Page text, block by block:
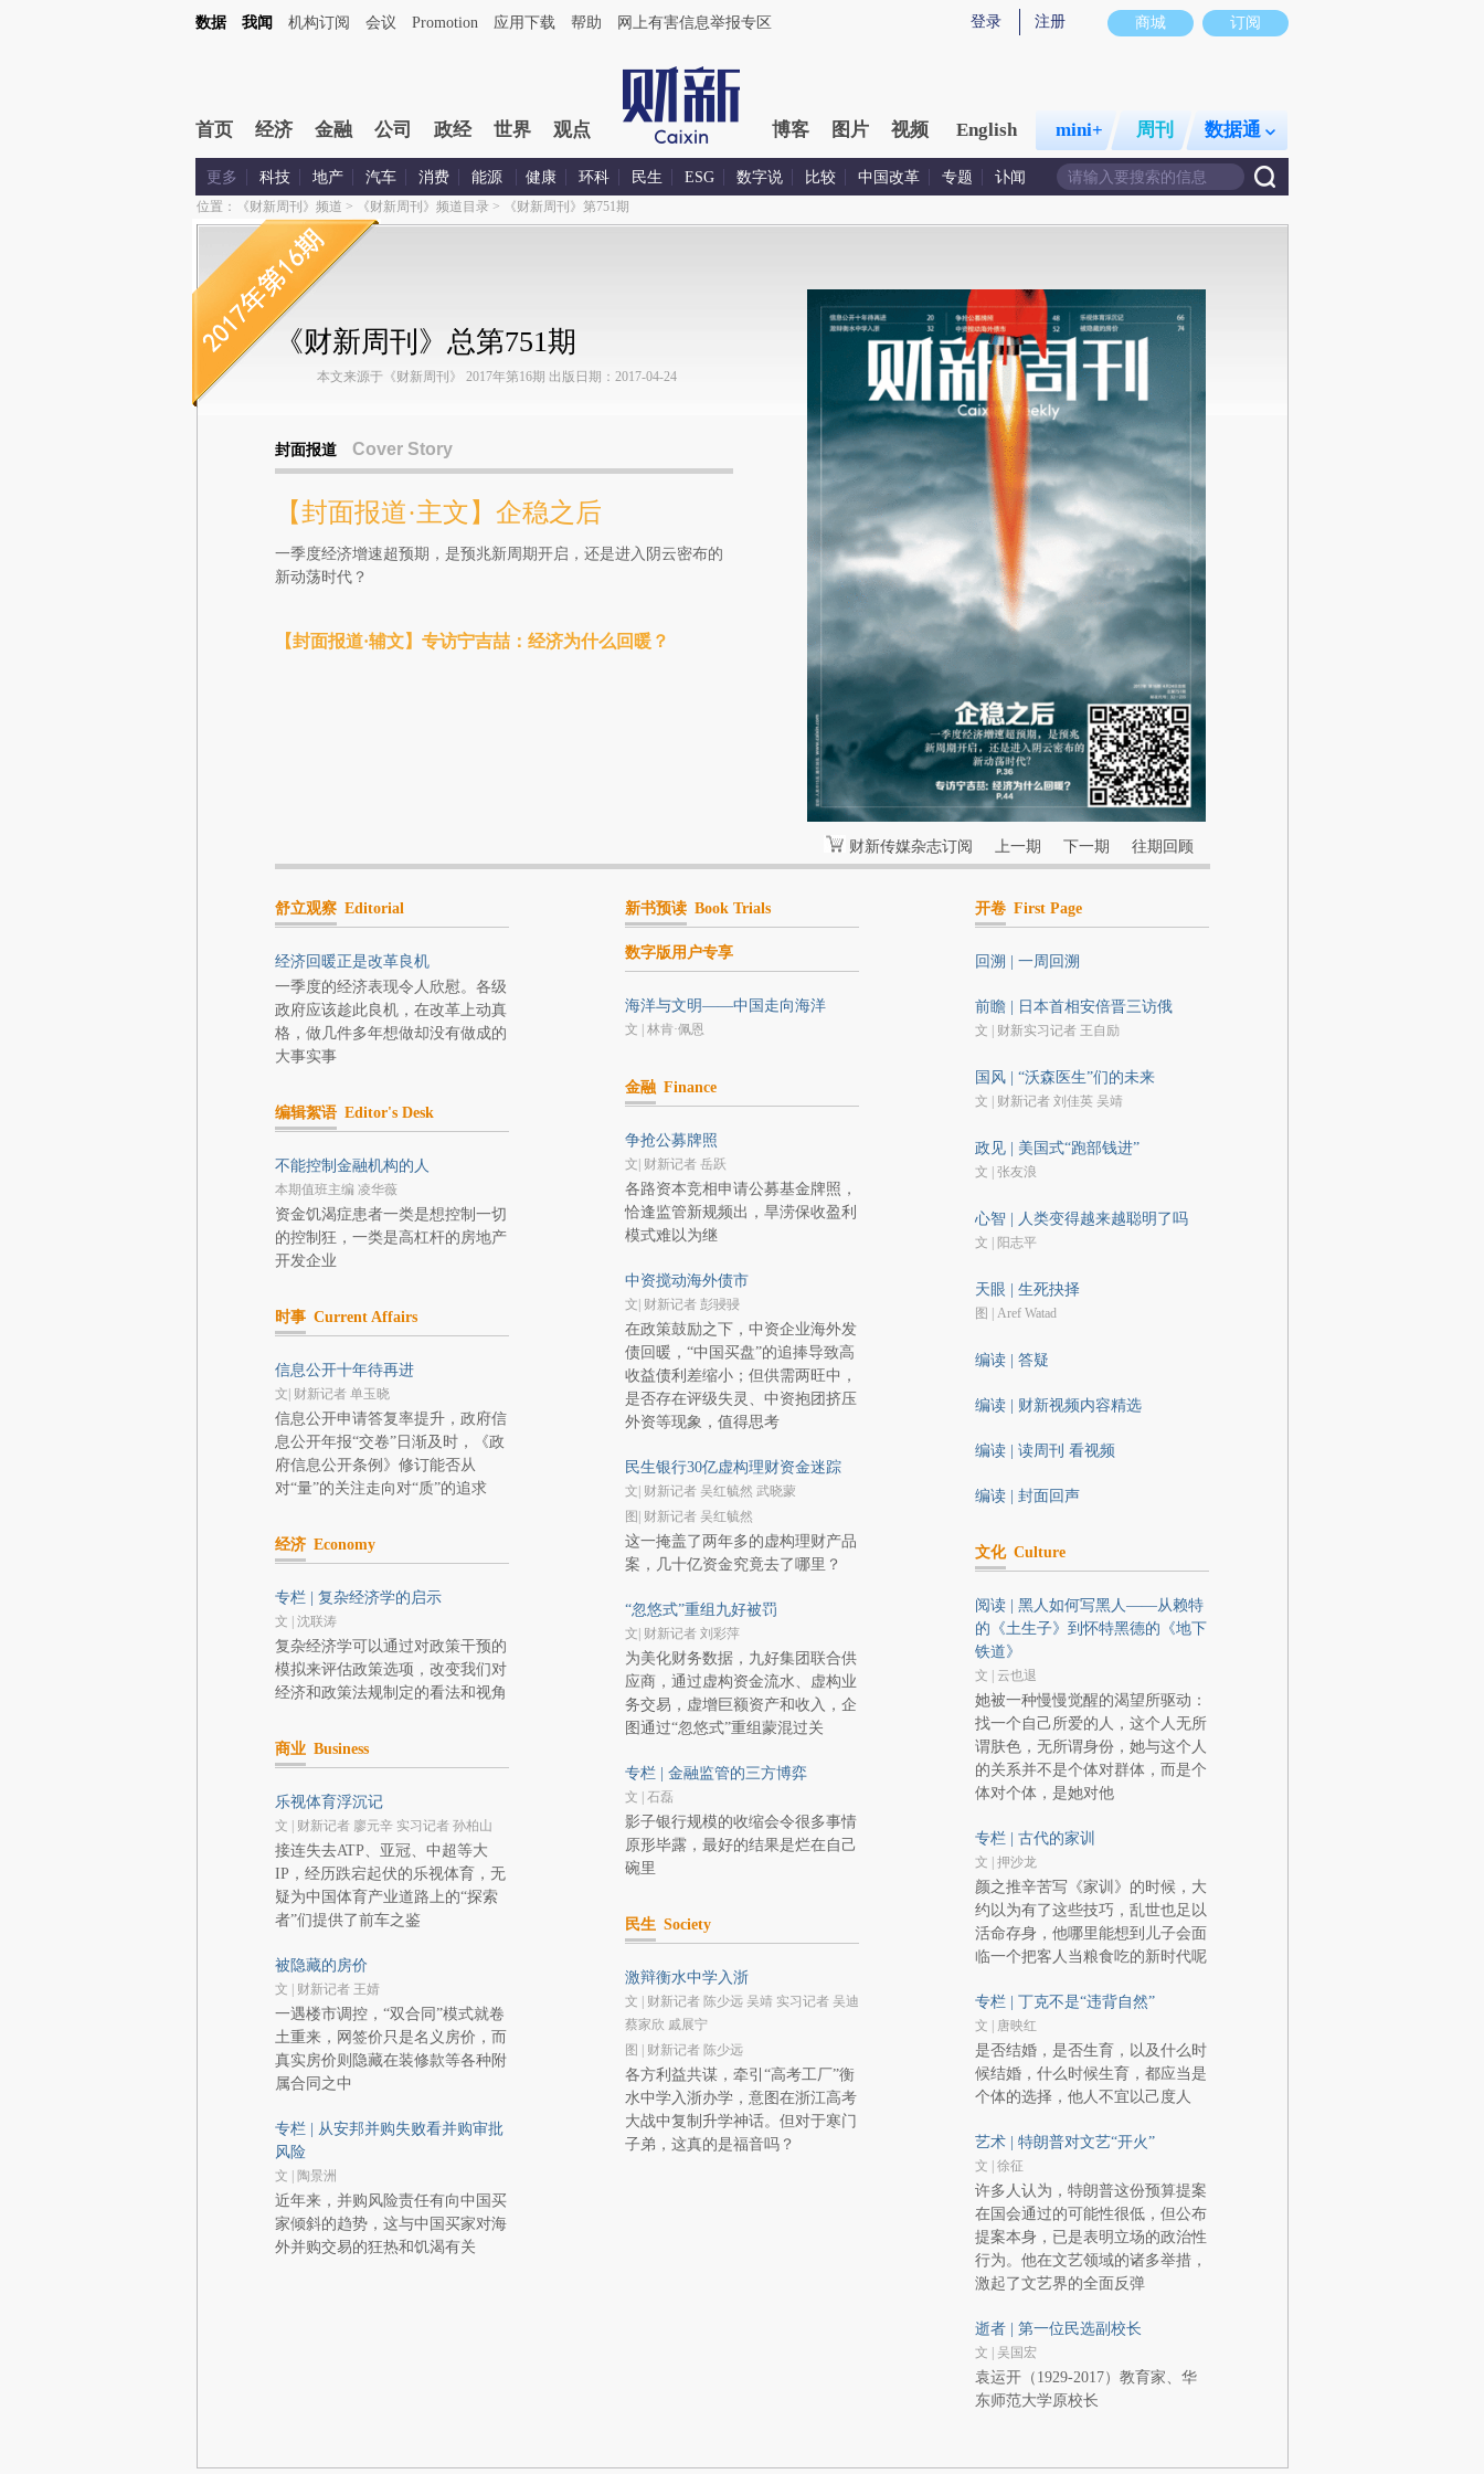
商城 订阅
登录 注册
数据 我闻 机构订阅 会议 Promotion 应用下载 帮助 网上有害信息举报专区
首页 经济 金融 公司 政经 世界 观点 博客 图片 视频 English mini+ 周刊 数据通
更多 科技 地产 汽车 消费 能源 健康 环科 民生 ESG 数字说 比较 中国改革 专题 讣闻
位置： 《财新周刊》频道 > 《财新周刊》频道目录> 《财新周刊》第751期
《财新周刊》总第751期
本文来源于《财新周刊》 2017年第16期 出版日期：2017-04-24
封面报道 Cover Story
【封面报道·主文】企稳之后
一季度经济增速超预期，是预兆新周期开启，还是进入阴云密布的
新动荡时代？
【封面报道·辅文】专访宁吉喆：经济为什么回暖？
财新传媒杂志订阅 上一期 下一期 往期回顾
舒立观察 Editorial
经济回暖正是改革良机
一季度的经济表现令人欣慰。各级
政府应该趁此良机，在改革上动真
格，做几件多年想做却没有做成的
大事实事
编辑絮语 Editor's Desk
不能控制金融机构的人
本期值班主编 凌华薇
资金饥渴症患者一类是想控制一切
的控制狂，一类是高杠杆的房地产
开发企业
时事 Current Affairs
信息公开十年待再进
文| 财新记者 单玉晓
信息公开申请答复率提升，政府信
息公开年报“交卷”日渐及时，《政
府信息公开条例》修订能否从
对“量”的关注走向对“质”的追求
经济 Economy
专栏 | 复杂经济学的启示
文 | 沈联涛
复杂经济学可以通过对政策干预的
模拟来评估政策选项，改变我们对
经济和政策法规制定的看法和视角
商业 Business
乐视体育浮沉记
文 | 财新记者 廖元辛 实习记者 孙柏山
接连失去ATP、亚冠、中超等大
IP，经历跌宕起伏的乐视体育，无
疑为中国体育产业道路上的“探索
者”们提供了前车之鉴
被隐藏的房价
文 | 财新记者 王婧
一遇楼市调控，“双合同”模式就卷
土重来，网签价只是名义房价，而
真实房价则隐藏在装修款等各种附
属合同之中
专栏 | 从安邦并购失败看并购审批
风险
文 | 陶景洲
近年来，并购风险责任有向中国买
家倾斜的趋势，这与中国买家对海
外并购交易的狂热和饥渴有关
新书预读 Book Trials
数字版用户专享
海洋与文明——中国走向海洋
文 | 林肯·佩恩
金融 Finance
争抢公募牌照
文| 财新记者 岳跃
各路资本竞相申请公募基金牌照，
恰逢监管新规频出，旱涝保收盈利
模式难以为继
中资搅动海外债市
文| 财新记者 彭骎骎
在政策鼓励之下，中资企业海外发
债回暖，“中国买盘”的追捧导致高
收益债利差缩小；但供需两旺中，
是否存在评级失灵、中资抱团挤压
外资等现象，值得思考
民生银行30亿虚构理财资金迷踪
文| 财新记者 吴红毓然 武晓蒙
图| 财新记者 吴红毓然
这一掩盖了两年多的虚构理财产品
案，几十亿资金究竟去了哪里？
“忽悠式”重组九好被罚
文| 财新记者 刘彩萍
为美化财务数据，九好集团联合供
应商，通过虚构资金流水、虚构业
务交易，虚增巨额资产和收入，企
图通过“忽悠式”重组蒙混过关
专栏 | 金融监管的三方博弈
文 | 石磊
影子银行规模的收缩会令很多事情
原形毕露，最好的结果是烂在自己
碗里
民生 Society
激辩衡水中学入浙
文 | 财新记者 陈少远 吴靖 实习记者 吴迪
蔡家欣 戚展宁
图 | 财新记者 陈少远
各方利益共谋，牵引“高考工厂”衡
水中学入浙办学，意图在浙江高考
大战中复制升学神话。但对于寒门
子弟，这真的是福音吗？
开卷 First Page
回溯 | 一周回溯
前瞻 | 日本首相安倍晋三访俄
文 | 财新实习记者 王自励
国风 | “沃森医生”们的未来
文 | 财新记者 刘佳英 吴靖
政见 | 美国式“跑部钱进”
文 | 张友浪
心智 | 人类变得越来越聪明了吗
文 | 阳志平
天眼 | 生死抉择
图 | Aref Watad
编读 | 答疑
编读 | 财新视频内容精选
编读 | 读周刊 看视频
编读 | 封面回声
文化 Culture
阅读 | 黑人如何写黑人——从赖特
的《土生子》到怀特黑德的《地下
铁道》
文 | 云也退
她被一种慢慢觉醒的渴望所驱动：
找一个自己所爱的人，这个人无所
谓肤色，无所谓身份，她与这个人
的关系并不是个体对群体，而是个
体对个体，是她对他
专栏 | 古代的家训
文 | 押沙龙
颜之推辛苦写《家训》的时候，大
约以为有了这些技巧，乱世也足以
活命存身，他哪里能想到儿子会面
临一个把客人当粮食吃的新时代呢
专栏 | 丁克不是“违背自然”
文 | 唐映红
是否结婚，是否生育，以及什么时
候结婚，什么时候生育，都应当是
个体的选择，他人不宜以己度人
艺术 | 特朗普对文艺“开火”
文 | 徐征
许多人认为，特朗普这份预算提案
在国会通过的可能性很低，但公布
提案本身，已是表明立场的政治性
行为。他在文艺领域的诸多举措，
激起了文艺界的全面反弹
逝者 | 第一位民选副校长
文 | 吴国宏
袁运开（1929-2017）教育家、华
东师范大学原校长